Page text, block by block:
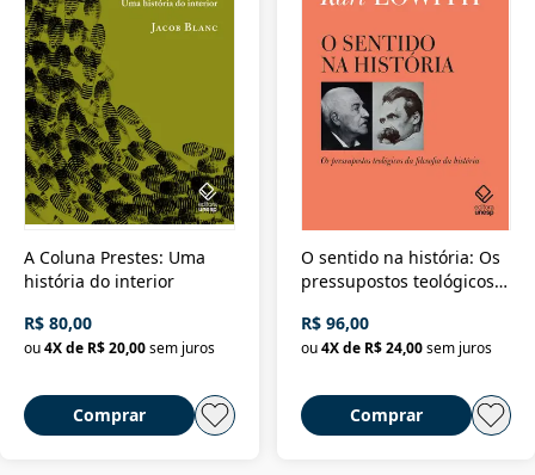
A Coluna Prestes: Uma
história do interior
R$ 80,00
ou4X de R$ 20,00sem juros
Comprar
O sentido na história: Os
pressupostos teológicos
R$ 96,00
ou 4X de R$ 24,00 sem juros
Comprar